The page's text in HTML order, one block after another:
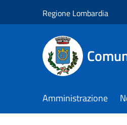
Regione Lombardia
Amministrazione